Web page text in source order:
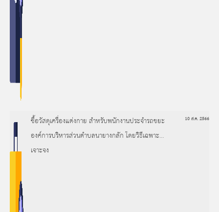
ซื้อวัสดุเครื่องแต่งกาย สำหรับพนักงานประจำรถขยะ
องค์การบริหารส่วนตำบลนายางกลัก โดยวิธีเฉพาะ
เจาะจง
10 ส.ค. 2566